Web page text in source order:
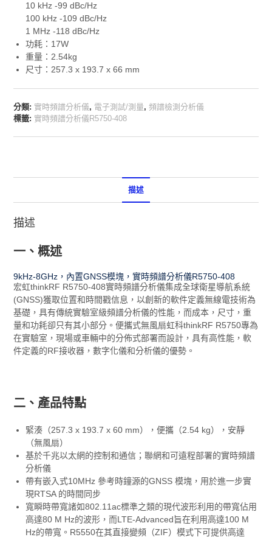
10 kHz -99 dBc/Hz
100 kHz -109 dBc/Hz
1 MHz -118 dBc/Hz
功耗：17W
重量：2.54kg
尺寸：257.3 x 193.7 x 66 mm
分類:實時頻譜分析儀, 電子測試/測量,頻譜檢測分析儀
標籤:實時頻譜分析儀R5750-408
描述
描述
一、概述
9kHz-8GHz，內置GNSS模塊，實時頻譜分析儀R5750-408
宏虹thinkRF R5750-408實時頻譜分析儀集成全球衛星導航系統
(GNSS)獲取位置和時間戳信息，以創新的軟件定義無線電技術為
基礎，具有傳統實驗室級頻譜分析儀的性能，而成本，尺寸，重
量和功耗卻只有其小部分。便攜式無風扇虹科thinkRF R5750專為
在實驗室，現場或車輛中的分佈式部署而設計，具有高性能，軟
件定義的RF接收器，數字化儀和分析儀的優勢。
二、產品特點
緊湊（257.3 x 193.7 x 60 mm），便攜（2.54 kg），安靜
（無風扇）
基於千兆以太網的控制和通信；聯網和可遠程部署的實時頻譜
分析儀
帶有嵌入式10MHz 參考時鐘源的GNSS 模塊，用於進一步實
現RTSA 的時間同步
寬瞬時帶寬諸如802.11ac標準之類的現代波形利用的帶寬佔用
高達80 M Hz的波形，而LTE-Advanced旨在利用高達100 M
Hz的帶寬。R5550在其直接變頻（ZIF）模式下可提供高達